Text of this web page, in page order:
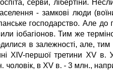
серви, лібертіни.
- замкові люди
господарство. Але до
іобагіонов. Тим же
в залежності, але,
XIV-першої третини XV
в XV в. - 3 млн.,